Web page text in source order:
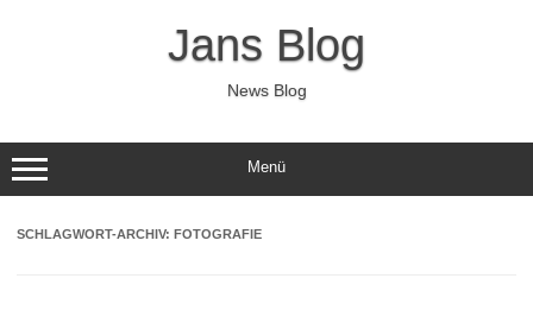
Jans Blog
News Blog
Menü
SCHLAGWORT-ARCHIV: FOTOGRAFIE